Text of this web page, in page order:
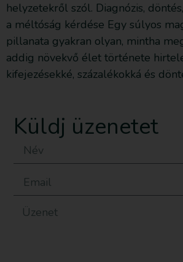
helyzetekről szól. Diagnózis,
a méltóság kérdése Egy súlyos
pillanata gyakran olyan, mintha
addig növekvő élet története
kifejezésekké, százalékokká és
Küldj üzenetet